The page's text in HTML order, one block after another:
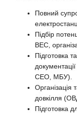
Повний
Підбір
ВЕС,
Підготовка
СЕО, МБУ).
Організація
довкілля
Підготовка